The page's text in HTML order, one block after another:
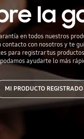
la
en todos nuestros
con nosotros y te
para registrar tus
ayudarte lo más
MI PRODUCTO REGISTRADO